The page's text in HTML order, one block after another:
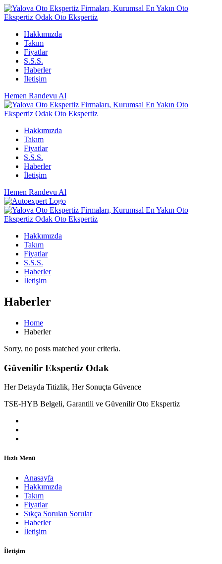
Hakkımızda
Takım
Fiyatlar
S.S.S.
Haberler
İletişim
Hemen Randevu Al
Hakkımızda
Takım
Fiyatlar
S.S.S.
Haberler
İletişim
Hemen Randevu Al
Hakkımızda
Takım
Fiyatlar
S.S.S.
Haberler
İletişim
Haberler
Home
Haberler
Sorry, no posts matched your criteria.
Güvenilir Ekspertiz Odak
Her Detayda Titizlik, Her Sonuçta Güvence
TSE-HYB Belgeli, Garantili ve Güvenilir Oto Ekspertiz
Hızlı Menü
Anasayfa
Hakkımızda
Takım
Fiyatlar
Sıkça Sorulan Sorular
Haberler
İletişim
İletişim